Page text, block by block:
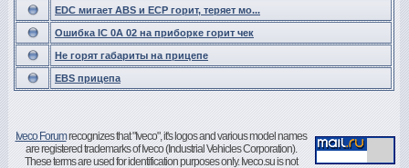
EDC мигает ABS и ECP горит, теряет мо...
Ошибка IC 0A 02 на приборке горит чек
Не горят габариты на прицепе
EBS прицепа
Iveco Forumrecognizes that "Iveco", it's logos and various model names
are registered trademarks of Iveco (Industrial Vehicles Corporation).
These terms are used for identification purposes only. Iveco.su is not